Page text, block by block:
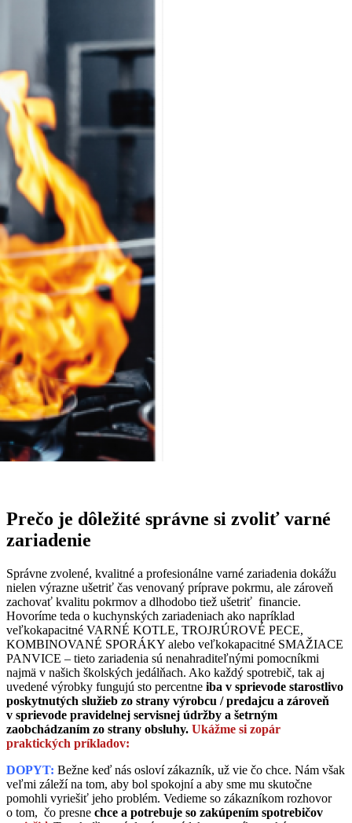
Prečo je dôležité správne si zvoliť varné
zariadenie
Správne zvolené, kvalitné a profesionálne varné zariadenia dokážu
nielen výrazne ušetriť čas venovaný príprave pokrmu, ale zároveň
zachovať kvalitu pokrmov a dlhodobo tiež ušetriť financie.
Hovoríme teda o kuchynských zariadeniach ako napríklad
veľkokapacitné VARNÉ KOTLE, TROJRÚROVÉ PECE,
KOMBINOVANÉ SPORÁKY alebo veľkokapacitné SMAŽIACE
PANVICE – tieto zariadenia sú nenahraditeľnými pomocníkmi
najmä v našich školských jedálňach. Ako každý spotrebič, tak aj
uvedené výrobky fungujú sto percentne iba v sprievode starostlivo
poskytnutých služieb zo strany výrobcu / predajcu a zároveň
v sprievode pravidelnej servisnej údržby a šetrným
zaobchádzaním zo strany obsluhy. Ukážme si zopár
praktických príkladov:
DOPYT: Bežne keď nás osloví zákazník, už vie čo chce. Nám však
veľmi záleží na tom, aby bol spokojní a aby sme mu skutočne
pomohli vyriešiť jeho problém. Vedieme so zákazníkom rozhovor
o tom, čo presne chce a potrebuje so zakúpením spotrebičov